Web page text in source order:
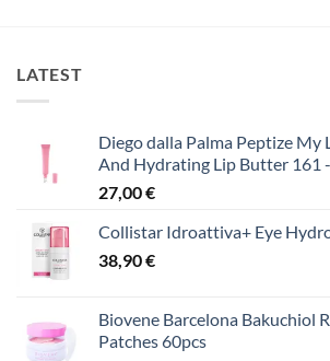
LATEST
Diego dalla Palma Peptize My
And Hydrating Lip Butter 161
27,00€
Collistar Idroattiva+ Eye
38,90€
Biovene Barcelona Bakuchiol
Patches 60pcs